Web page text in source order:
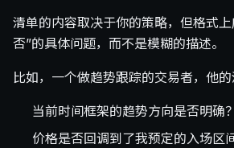
清单的内容取决于你的策略，但格式
否”的具体问题，而不是模糊的描述。
比如，一个做趋势跟踪的交易者，他的
当前时间框架的趋势方向是否明确
价格是否回调到了我预定的入场区